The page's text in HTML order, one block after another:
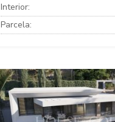
Interior:
Parcela: